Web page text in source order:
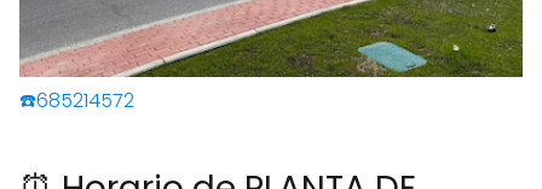
☎️685214572